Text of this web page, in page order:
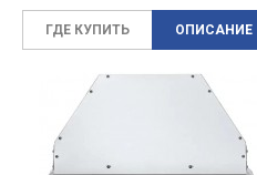
ГДЕ КУПИТЬ ОПИСАНИЕ